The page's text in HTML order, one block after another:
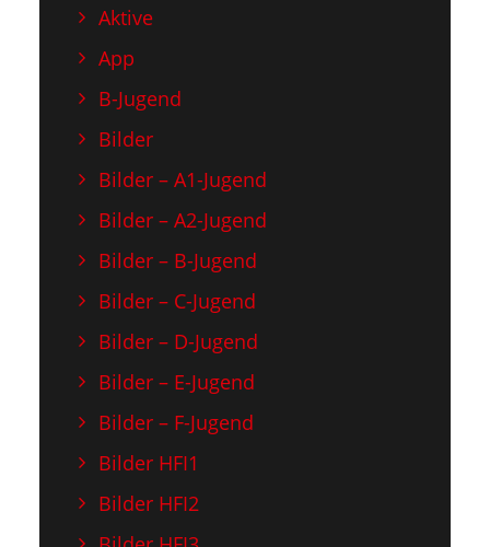
Aktive
App
B-Jugend
Bilder
Bilder – A1-Jugend
Bilder – A2-Jugend
Bilder – B-Jugend
Bilder – C-Jugend
Bilder – D-Jugend
Bilder – E-Jugend
Bilder – F-Jugend
Bilder HFI1
Bilder HFI2